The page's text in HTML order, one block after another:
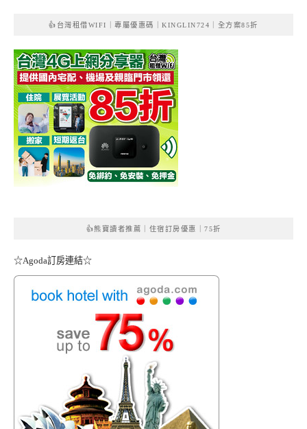
👍台灣租借WIFI｜專屬優惠碼｜KINGLIN724｜全方案85折
👍熊寶讀者推薦｜住宿訂房優惠｜75折
☆Agoda訂房連結☆